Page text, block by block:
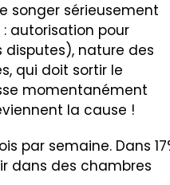
songer sérieusement
autorisation pour
disputes), nature des
qui doit sortir le
momentanément
la cause !
par semaine. Dans
dans des chambres